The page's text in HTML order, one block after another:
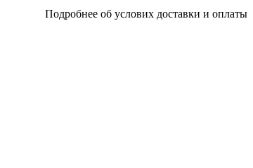
Подробнее об услових доставки и оплаты